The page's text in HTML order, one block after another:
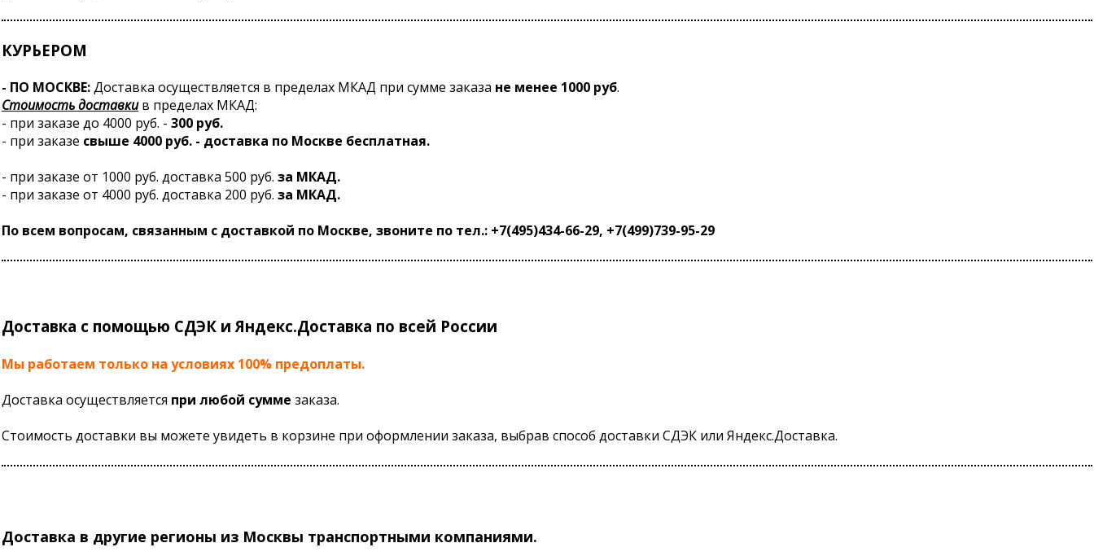
КУРЬЕРОМ
- ПО МОСКВЕ:Доставка осуществляется в пределах МКАД при сумме заказа не менее 1000 руб.
Стоимость доставкив пределах МКАД:
- при заказе до 4000 руб. - 300 руб.
- при заказе свыше 4000 руб. - доставка по Москве бесплатная.
- при заказе от 1000 руб. доставка 500 руб. за МКАД.
- при заказе от 4000 руб. доставка 200 руб. за МКАД.
По всем вопросам, связанным с доставкой по Москве, звоните по тел.: +7(495)434-66-29, +7(499)739-95-29
Доставка с помощью СДЭК и Яндекс.Доставка по всей России
Мы работаем только на условиях 100% предоплаты.
Доставка осуществляется при любой сумме заказа.
Стоимость доставки вы можете увидеть в корзине при оформлении заказа, выбрав способ доставки СДЭК или Яндекс.Доставка.
Доставка в другие регионы из Москвы транспортными компаниями.